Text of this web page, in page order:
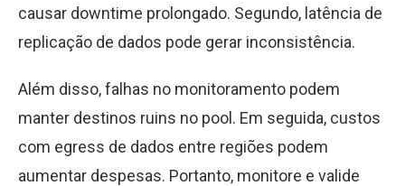
causar downtime prolongado. Segundo, latência de
replicação de dados pode gerar inconsistência.
Além disso, falhas no monitoramento podem
manter destinos ruins no pool. Em seguida, custos
com egress de dados entre regiões podem
aumentar despesas. Portanto, monitore e valide